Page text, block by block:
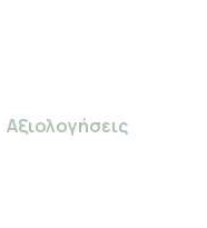
Αξιολογήσεις